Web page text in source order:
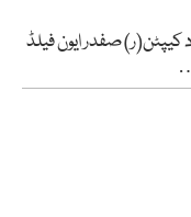
کیپٹن(ر) صفدر ایون فیلڈ